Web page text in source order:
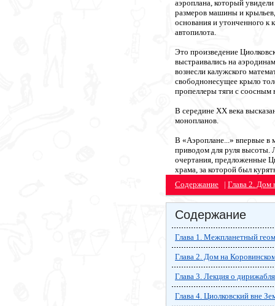
аэроплана, который
размеров машины и
основания и утонченного к
автопилота.
Это произведение
выстраивались на
вознесли калужского
свободнонесущее крыло
пропеллеры тяги с
В середине ХХ века
монопланов.
В «Аэроплане...» впервые в
приводом для руля высоты.
очертания, предложенные
храма, за которой был
Содержание | Глава 2. Дом
Содержание
Глава 1. Межпланетный
Глава 2. Дом на
Глава 3. Лекция о
Глава 4. Циолковский вне